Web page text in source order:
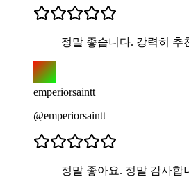
정말 좋습니다. 강력히 추
emperiorsaintt
@emperiorsaintt
정말 좋아요. 정말 감사합